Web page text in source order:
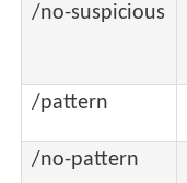
/no-suspicious
/pattern
/no-pattern